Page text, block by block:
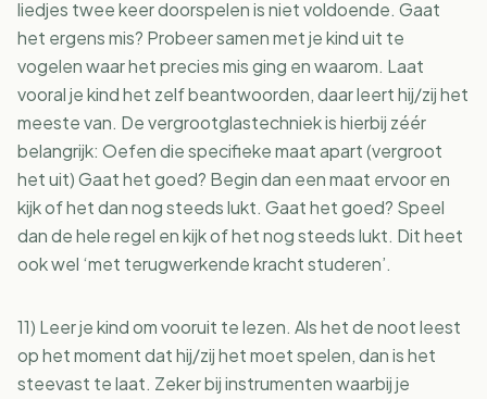
liedjes twee keer doorspelen is niet voldoende. Gaat
het ergens mis? Probeer samen met je kind uit te
vogelen waar het precies mis ging en waarom. Laat
vooral je kind het zelf beantwoorden, daar leert hij/zij het
meeste van. De vergrootglastechniek is hierbij zéér
belangrijk: Oefen die specifieke maat apart (vergroot
het uit) Gaat het goed? Begin dan een maat ervoor en
kijk of het dan nog steeds lukt. Gaat het goed? Speel
dan de hele regel en kijk of het nog steeds lukt. Dit heet
ook wel ‘met terugwerkende kracht studeren’.
11) Leer je kind om vooruit te lezen. Als het de noot leest
op het moment dat hij/zij het moet spelen, dan is het
steevast te laat. Zeker bij instrumenten waarbij je